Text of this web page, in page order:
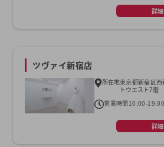
詳
ツヴァイ新宿店
所在地東京都新宿区
トウエスト7階
営業時間 10:00-19:00
詳